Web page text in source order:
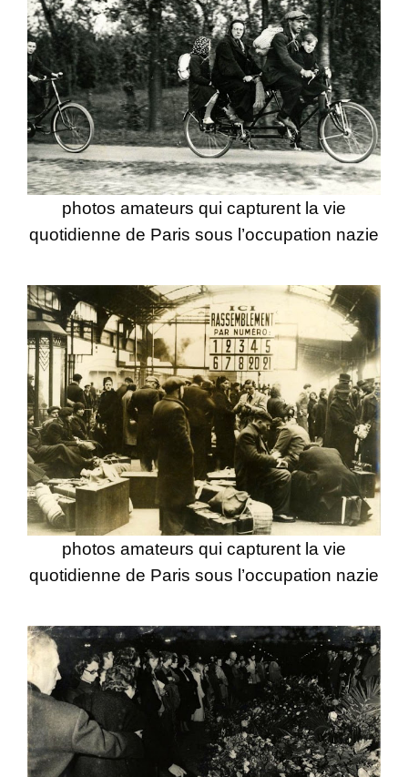
photos amateurs qui capturent la vie
quotidienne de Paris sous l’occupation nazie
photos amateurs qui capturent la vie
quotidienne de Paris sous l’occupation nazie